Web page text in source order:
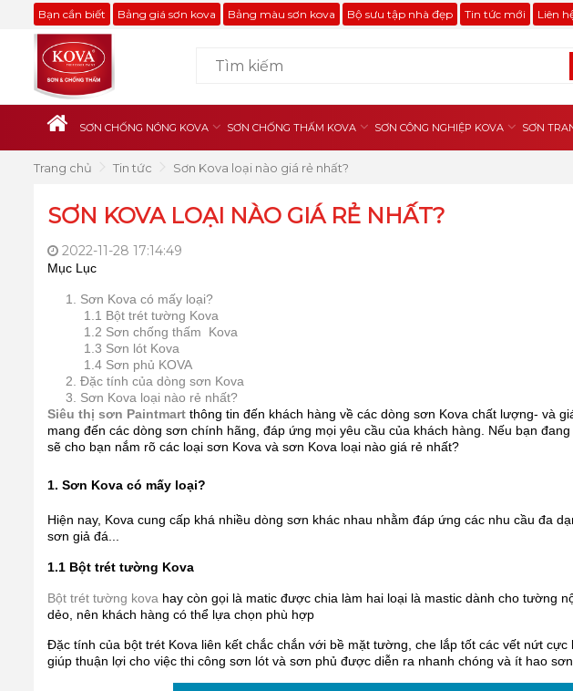
Bạn cần biết Bảng giá sơn kova Bảng màu sơn kova Bộ sưu tập nhà đẹp Tin tức mới Liên
SƠN CHỐNG NÓNG KOVA SƠN CHỐNG THẤM KOVA SƠN CÔNG NGHIỆP KOVA SƠN
Trang chủ Tin tức Sơn Kova loại nào giá rẻ nhất?
SƠN KOVA LOẠI NÀO GIÁ RẺ NHẤT?
2022-11-28 17:14:49
Mục Lục
1. Sơn Kova có mấy loại?
1.1 Bột trét tường Kova
1.2 Sơn chống thấm Kova
1.3 Sơn lót Kova
1.4 Sơn phủ KOVA
2. Đặc tính của dòng sơn Kova
3. Sơn Kova loại nào rẻ nhất?
Siêu thị sơn Paintmart thông tin đến khách hàng về các dòng sơn Kova chất lượng- và
mang đến các dòng sơn chính hãng, đáp ứng mọi yêu cầu của khách hàng. Nếu bạn
sẽ cho bạn nắm rõ các loại sơn Kova và sơn Kova loại nào giá rẻ nhất?
1. Sơn Kova có mấy loại?
Hiện nay, Kova cung cấp khá nhiều dòng sơn khác nhau nhằm đáp ứng các nhu cầu đa
sơn giả đá...
1.1 Bột trét tường Kova
Bột trét tường kova hay còn gọi là matic được chia làm hai loại là mastic dành cho tường
dẻo, nên khách hàng có thể lựa chọn phù hợp
Đặc tính của bột trét Kova liên kết chắc chắn với bề mặt tường, che lắp tốt các vết nứt
giúp thuận lợi cho việc thi công sơn lót và sơn phủ được diễn ra nhanh chóng và ít hao sơn